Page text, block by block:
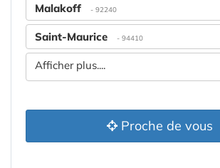
Malakoff - 92240
Saint-Maurice - 94410
Afficher plus....
Proche de vous